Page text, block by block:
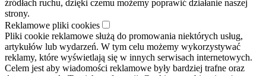
źródłach ruchu, dzięki czemu możemy poprawić działanie naszej
strony.
Reklamowe pliki cookies
Pliki cookie reklamowe służą do promowania niektórych usług,
artykułów lub wydarzeń. W tym celu możemy wykorzystywać
reklamy, które wyświetlają się w innych serwisach internetowych.
Celem jest aby wiadomości reklamowe były bardziej trafne oraz